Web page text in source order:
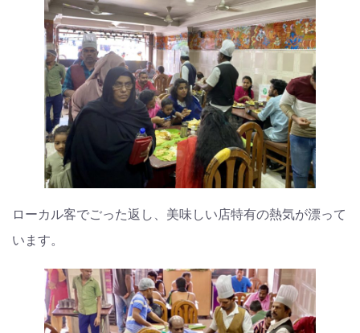
ローカル客でごった返し、美味しい店特有の熱気が漂って
います。